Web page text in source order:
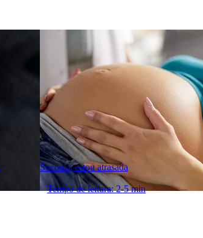
Socorro, estou atrasada
Tempo de leitura: 2-5 min